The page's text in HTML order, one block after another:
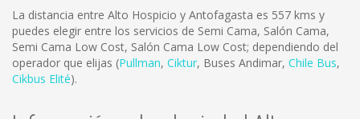
La distancia entre Alto Hospicio y Antofagasta es 557 kms y
puedes elegir entre los servicios de Semi Cama, Salón Cama,
Semi Cama Low Cost, Salón Cama Low Cost; dependiendo del
operador que elijas (Pullman, Ciktur, Buses Andimar, Chile Bus,
Cikbus Elité).